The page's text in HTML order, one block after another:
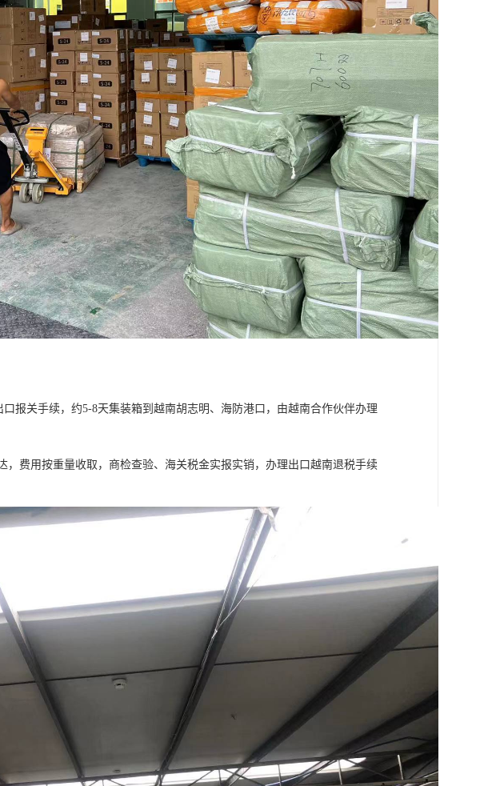
报关手续，约5-8天集装箱到越南胡志明、海防港口，由越南合作伙伴办理
，费用按重量收取，商检查验、海关税金实报实销，办理出口越南退税手续